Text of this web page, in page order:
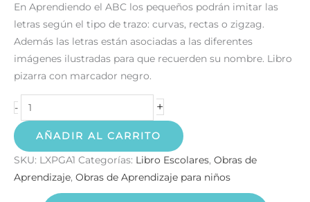
En Aprendiendo el ABC los pequeños podrán imitar las
letras según el tipo de trazo: curvas, rectas o zigzag.
Además las letras están asociadas a las diferentes
imágenes ilustradas para que recuerden su nombre. Libro
pizarra con marcador negro.
- +
AÑADIR AL CARRITO
SKU: LXPGA1 Categorías: Libro Escolares, Obras de
Aprendizaje, Obras de Aprendizaje para niños